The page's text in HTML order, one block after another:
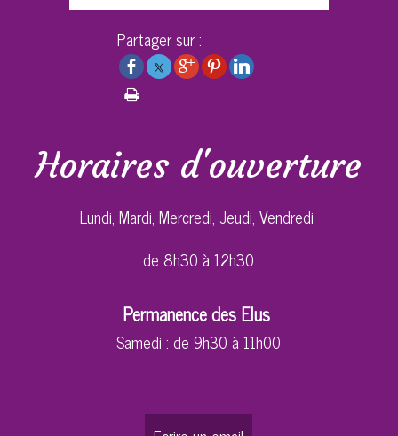
Partager sur :
Horaires d'ouverture
Lundi, Mardi, Mercredi, Jeudi, Vendredi
de 8h30 à 12h30
Permanence des Elus
Samedi : de 9h30 à 11h00